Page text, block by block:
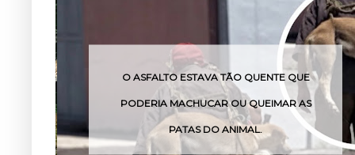
TÃO QUENTE QUE
OU QUEIMAR AS
DO ANIMAL.
O VENENO DESSA